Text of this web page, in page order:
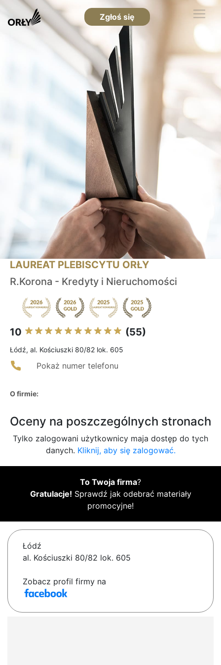
Zgłoś się
LAUREAT PLEBISCYTU ORŁY
R.Korona - Kredyty i Nieruchomości
10 (55)
Łódź, al. Kościuszki 80/82 lok. 605
Pokaż numer telefonu
O firmie:
Oceny na poszczególnych stronach
Tylko zalogowani użytkownicy maja dostęp do tych
danych. Kliknij, aby się zalogować.
To Twoja firma?
Gratulacje! Sprawdź jak odebrać materiały
promocyjne!
Łódź
al. Kościuszki 80/82 lok. 605
Zobacz profil firmy na